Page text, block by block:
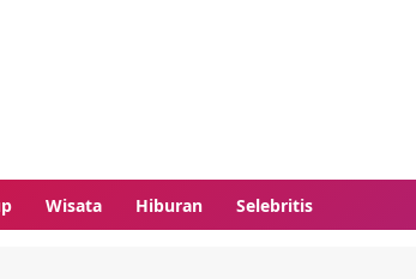
Wisata Hiburan Selebritis